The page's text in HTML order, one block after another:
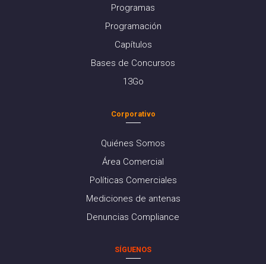
Programas
Programación
Capítulos
Bases de Concursos
13Go
Corporativo
Quiénes Somos
Área Comercial
Políticas Comerciales
Mediciones de antenas
Denuncias Compliance
SÍGUENOS